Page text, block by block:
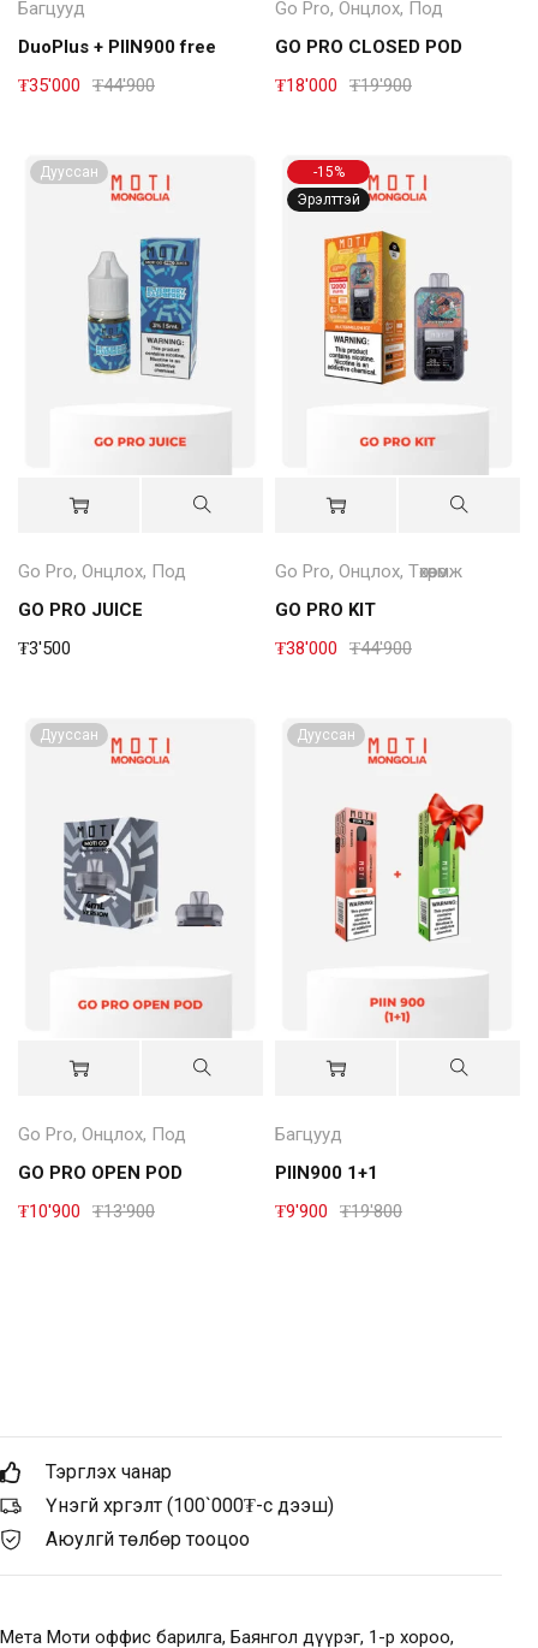
Багцууд
DuoPlus + PIIN900 free
₮44'900
₮35'000
Go Pro, Онцлох, Под
GO PRO CLOSED POD
₮19'900
₮18'000
Дууссан
Go Pro, Онцлох, Под
GO PRO JUICE
₮3'500
-15%
Эрэлттэй
Go Pro, Онцлох, Төхөөрөмж
GO PRO KIT
₮44'900
₮38'000
Дууссан
Go Pro, Онцлох, Под
GO PRO OPEN POD
₮13'900
₮10'900
Дууссан
Багцууд
PIIN900 1+1
₮19'800
₮9'900
Тэргүүлэх чанар
Үнэгүй хүргэлт (100`000₮-с дээш)
Аюулгүй төлбөр тооцоо
Мета Моти оффис барилга, Баянгол дүүрэг, 1-р хороо,